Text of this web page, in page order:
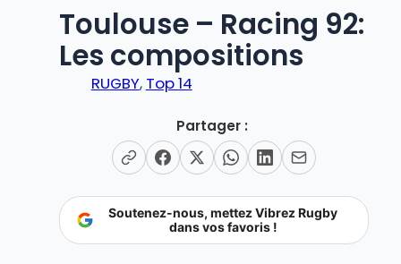
Toulouse – Racing 92:
Les compositions
RUGBY, Top 14
Partager :
Soutenez-nous, mettez Vibrez Rugby
dans vos favoris !